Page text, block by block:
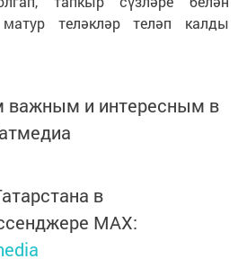
матур теләкләр теләп калды
важным и интересным в
в
MАХ: